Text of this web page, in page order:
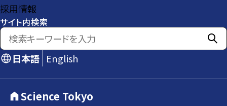
採用情報
サイト内検索
日本語 English
Science Tokyo